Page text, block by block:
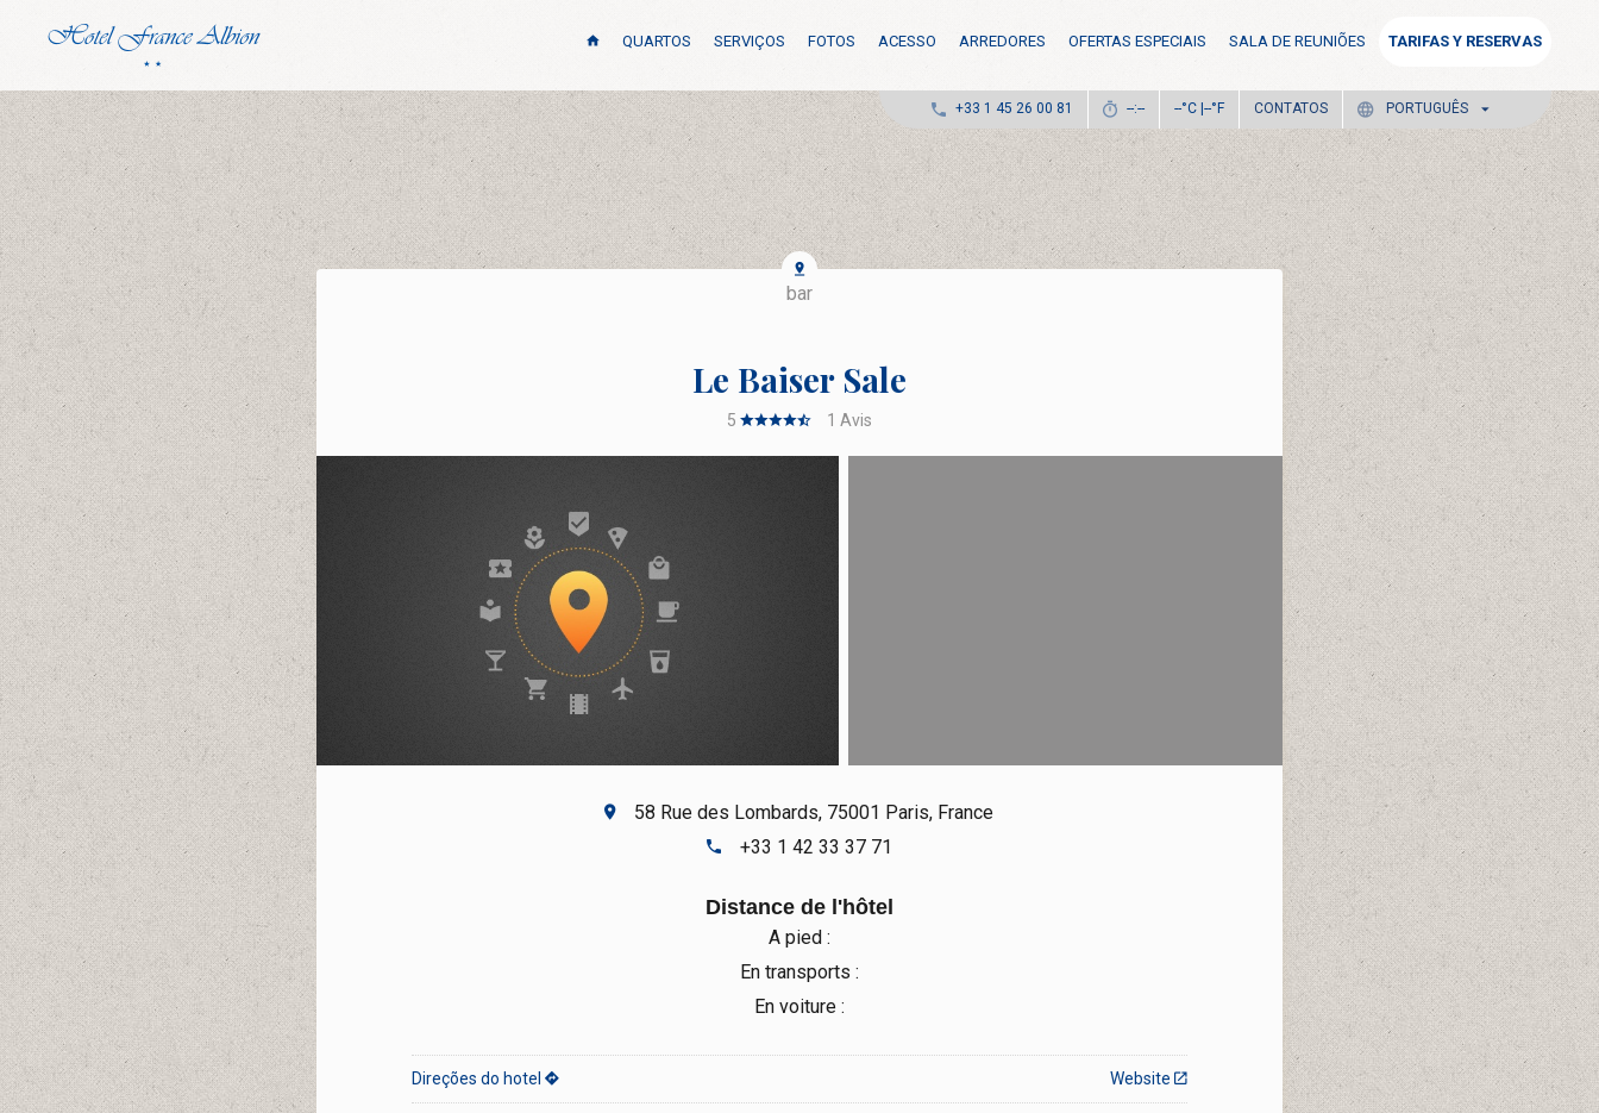
QUARTOS SERVIÇOS FOTOS ACESSO ARREDORES OFERTAS ESPECIAIS SALA DE REUNIÕES TARIFAS Y RESERVAS
+33 1 45 26 00 81 --:-- --°C | --°F CONTATOS PORTUGUÊS
bar
Le Baiser Sale
5 1 Avis
58 Rue des Lombards, 75001 Paris, France
+33 1 42 33 37 71
Distance de l'hôtel
A pied :
En transports :
En voiture :
Website
Direções do hotel